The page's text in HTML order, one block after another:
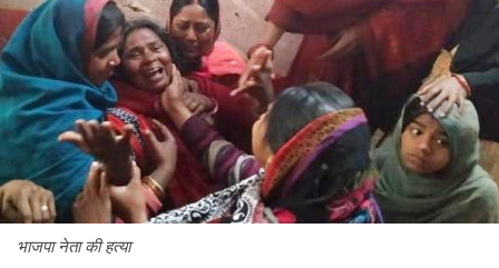
भाजपा नेता की हत्या